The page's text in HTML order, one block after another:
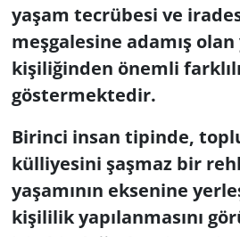
yaşam tecrübesi ve
meşgalesine adamış olan
kişiliğinden önemli
göstermektedir.
Birinci insan tipinde,
külliyesini şaşmaz bir
yaşamının eksenine
kişililik yapılanmasını